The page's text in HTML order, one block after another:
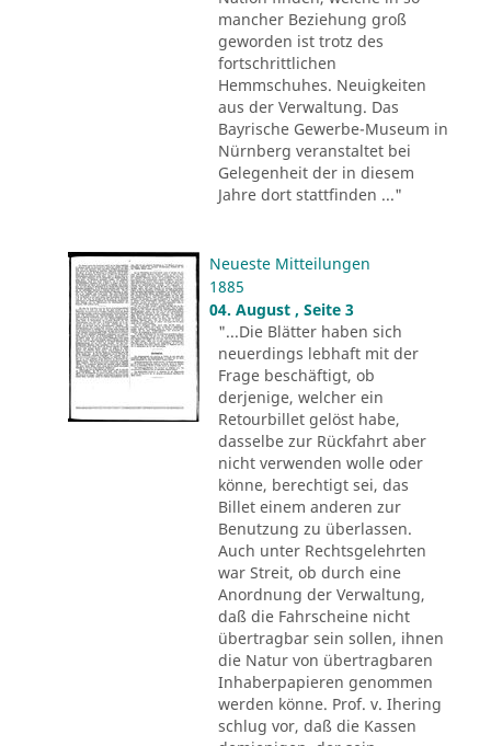
mancher Beziehung groß
geworden ist trotz des
fortschrittlichen
Hemmschuhes. Neuigkeiten
aus der Verwaltung. Das
Bayrische Gewerbe-Museum in
Nürnberg veranstaltet bei
Gelegenheit der in diesem
Jahre dort stattfinden ..."
Neueste Mitteilungen
1885
04. August , Seite 3
"...Die Blätter haben sich
neuerdings lebhaft mit der
Frage beschäftigt, ob
derjenige, welcher ein
Retourbillet gelöst habe,
dasselbe zur Rückfahrt aber
nicht verwenden wolle oder
könne, berechtigt sei, das
Billet einem anderen zur
Benutzung zu überlassen.
Auch unter Rechtsgelehrten
war Streit, ob durch eine
Anordnung der Verwaltung,
daß die Fahrscheine nicht
übertragbar sein sollen, ihnen
die Natur von übertragbaren
Inhaberpapieren genommen
werden könne. Prof. v. Ihering
schlug vor, daß die Kassen